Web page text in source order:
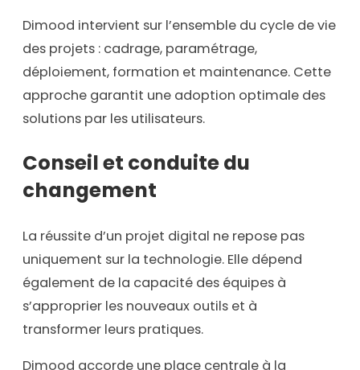
Dimood intervient sur l’ensemble du cycle de vie
des projets : cadrage, paramétrage,
déploiement, formation et maintenance. Cette
approche garantit une adoption optimale des
solutions par les utilisateurs.
Conseil et conduite du
changement
La réussite d’un projet digital ne repose pas
uniquement sur la technologie. Elle dépend
également de la capacité des équipes à
s’approprier les nouveaux outils et à
transformer leurs pratiques.
Dimood accorde une place centrale à la